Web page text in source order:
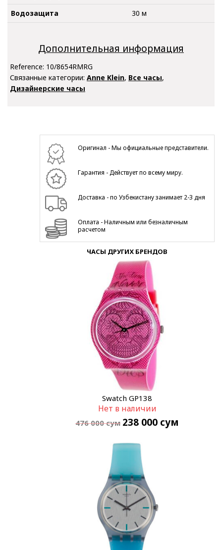
Водозащита
30 м
Дополнительная информация
Reference: 10/8654RMRG
Связанные категории: Anne Klein, Все часы,
Дизайнерские часы
Оригинал - Мы официальные представители.
Гарантия - Действует по всему миру.
Доставка - по Узбекистану занимает 2-3 дня
Оплата - Наличным или безналичным
расчетом
ЧАСЫ ДРУГИХ БРЕНДОВ
Swatch GP138
Нет в наличии
476 000сум 238 000 сум